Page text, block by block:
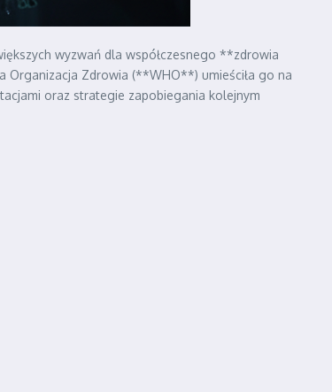
wyzwań dla współczesnego **zdrowia
Zdrowia (**WHO**) umieściła go na
oraz strategie zapobiegania kolejnym